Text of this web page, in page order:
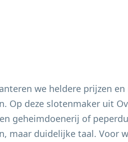
we heldere prijzen en
Op deze slotenmaker uit
geheimdoenerij of
maar duidelijke taal. Voor